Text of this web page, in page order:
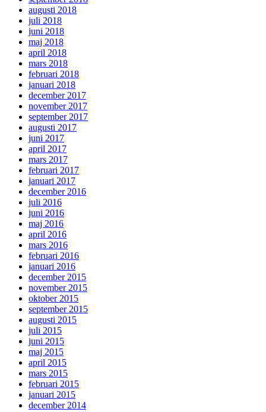
augusti 2018
juli 2018
juni 2018
maj 2018
april 2018
mars 2018
februari 2018
januari 2018
december 2017
november 2017
september 2017
augusti 2017
juni 2017
april 2017
mars 2017
februari 2017
januari 2017
december 2016
juli 2016
juni 2016
maj 2016
april 2016
mars 2016
februari 2016
januari 2016
december 2015
november 2015
oktober 2015
september 2015
augusti 2015
juli 2015
juni 2015
maj 2015
april 2015
mars 2015
februari 2015
januari 2015
december 2014